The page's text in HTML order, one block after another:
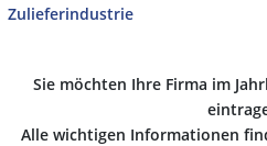
Zulieferindustrie
Sie möchten Ihre Firma im
Alle wichtigen Informationen